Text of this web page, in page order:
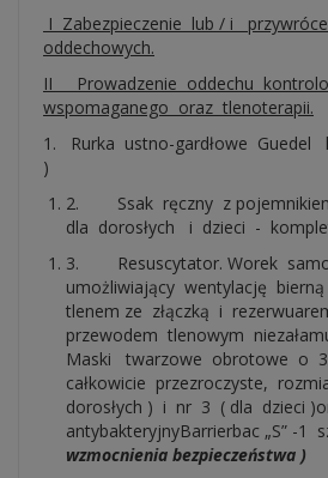
I Zabezpieczenie lub / i
oddechowych.
II Prowadzenie oddechu
wspomaganego oraz tlenoterapii.
1. Rurka ustno-gardłowe Guedel
)
2. Ssak ręczny z
dla dorosłych i dzieci -
3. Resuscytator. Worek
umożliwiający wentylację
tlenem ze złączką i
przewodem tlenowym
Maski twarzowe obrotowe o
całkowicie przezroczyste,
dorosłych ) i nr 3 ( dla dzieci
antybakteryjnyBarrierbac „S” -1
wzmocnienia bezpieczeństwa )